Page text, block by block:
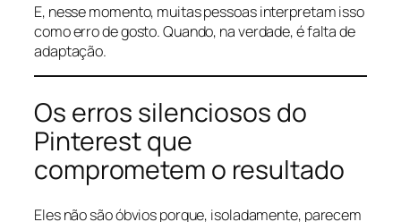
E, nesse momento, muitas pessoas interpretam isso
como erro de gosto. Quando, na verdade, é falta de
adaptação.
Os erros silenciosos do
Pinterest que
comprometem o resultado
Eles não são óbvios porque, isoladamente, parecem